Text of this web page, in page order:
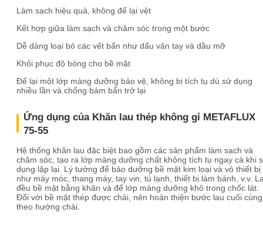
Làm sạch hiệu quả, không để lại vệt
Kết hợp giữa làm sạch và chăm sóc trong một bước
Dễ dàng loại bỏ các vết bẩn như dấu vân tay và dầu mỡ
Khôi phục độ bóng cho bề mặt
Để lại một lớp màng dưỡng bảo vệ, không bị tích tụ dù sử dụng
nhiều lần và chống bám bẩn trở lại
Ứng dụng của Khăn lau thép không gỉ METAFLUX
75-55
Hệ thống khăn lau đặc biệt bao gồm các sản phẩm làm sạch và
chăm sóc, tạo ra lớp màng dưỡng chất không tích tụ ngay cả khi
dụng lặp lại. Lý tưởng để bảo dưỡng bề mặt kim loại và vỏ thiết bị
như máy móc, thang máy, tay vịn, tủ lạnh, thiết bị làm bánh, v.v.
đều bề mặt bằng khăn và để lớp màng dưỡng khô trong chốc lát.
Đối với bề mặt thép được chải, nên hoàn thiện bước lau cuối cùng
theo hướng chải.